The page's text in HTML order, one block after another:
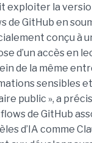
exploiter la
de GitHub en
conçu à
d’un accès en
de la même
sensibles
public », a
de GitHub
d’IA comme